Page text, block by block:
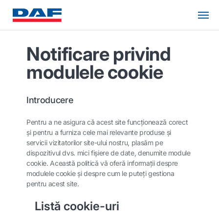
Notificare privind
modulele cookie
Introducere
Pentru a ne asigura că acest site funcţionează corect
şi pentru a furniza cele mai relevante produse şi
servicii vizitatorilor site-ului nostru, plasăm pe
dispozitivul dvs. mici fişiere de date, denumite module
cookie. Această politică vă oferă informaţii despre
modulele cookie şi despre cum le puteţi gestiona
pentru acest site.
Listă cookie-uri